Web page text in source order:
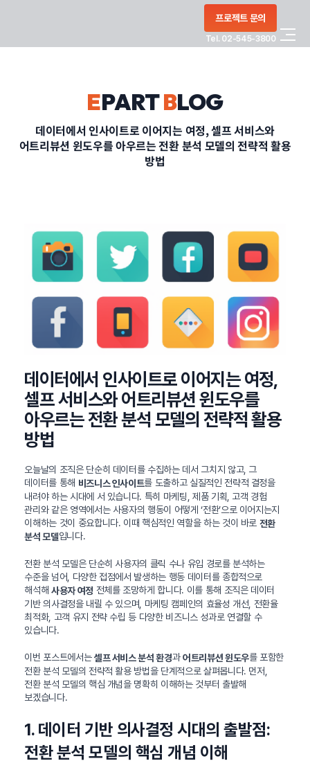
프로젝트 문의
Tel. 02-545-3800
PORTFOLIO
CONTACT
정부지원사업
EPARTBLOG
데이터에서 인사이트로 이어지는 여정, 셀프 서비스와
어트리뷰션 윈도우를 아우르는 전환 분석 모델의 전략적 활용
방법
데이터에서 인사이트로 이어지는 여정,
셀프 서비스와 어트리뷰션 윈도우를
아우르는 전환 분석 모델의 전략적 활용
방법
오늘날의 조직은 단순히 데이터를 수집하는 데서 그치지 않고, 그
데이터를 통해 비즈니스 인사이트를 도출하고 실질적인 전략적 결정을
내려야 하는 시대에 서 있습니다. 특히 마케팅, 제품 기획, 고객 경험
관리와 같은 영역에서는 사용자의 행동이 어떻게 ‘전환’으로 이어지는지
이해하는 것이 중요합니다. 이때 핵심적인 역할을 하는 것이 바로 전환
분석 모델입니다.
전환 분석 모델은 단순히 사용자의 클릭 수나 유입 경로를 분석하는
수준을 넘어, 다양한 접점에서 발생하는 행동 데이터를 종합적으로
해석해 사용자 여정 전체를 조망하게 합니다. 이를 통해 조직은 데이터
기반 의사결정을 내릴 수 있으며, 마케팅 캠페인의 효율성 개선, 전환율
최적화, 고객 유지 전략 수립 등 다양한 비즈니스 성과로 연결할 수
있습니다.
이번 포스트에서는셀프 서비스 분석 환경과어트리뷰션 윈도우를 포함한
전환 분석 모델의 전략적 활용 방법을 단계적으로 살펴봅니다. 먼저,
전환 분석 모델의 핵심 개념을 명확히 이해하는 것부터 출발해
보겠습니다.
1. 데이터 기반 의사결정 시대의 출발점:
전환 분석 모델의 핵심 개념 이해